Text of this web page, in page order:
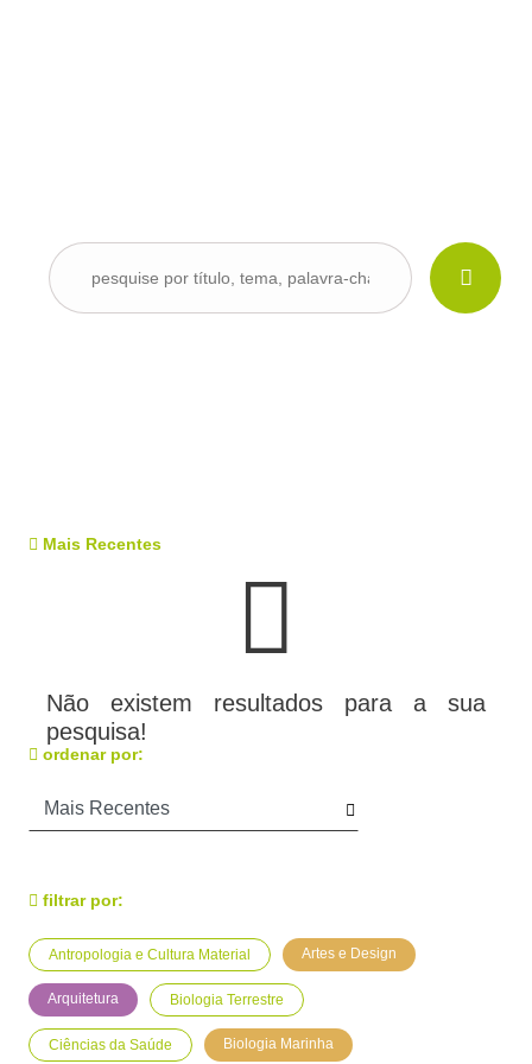
Mais Recentes
Não existem resultados para a sua
pesquisa!
ordenar por:
filtrar por:
Antropologia e Cultura Material Artes e Design
Arquitetura Biologia Terrestre
Ciências da Saúde Biologia Marinha